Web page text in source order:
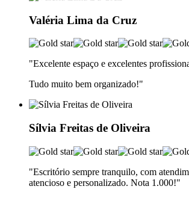
Valéria Lima da Cruz
"Excelente espaço e excelentes
Tudo muito bem organizado!"
Sílvia Freitas de Oliveira
"Escritório sempre tranquilo, com
atencioso e personalizado. Nota 1.000!"